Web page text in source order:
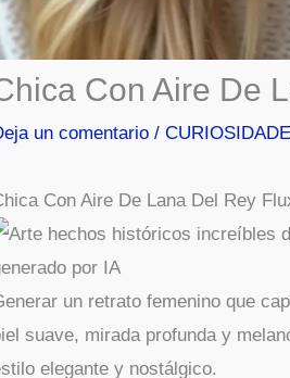
Con Aire De
un comentario /
Con Aire De Lana Del Rey
un retrato femenino que
suave, mirada profunda y
elegante y nostálgico.